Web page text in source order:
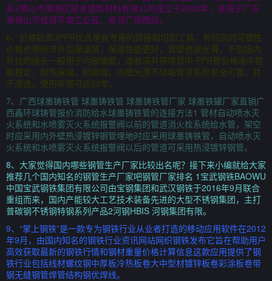
系2佛山市南海区骏余建筑材料有限公司成立于2008年，座落于广东
省佛山市桂城平南工业区，紧邻广珠西线。
6、价格较贵3PPR优点是有专用的焊接和切割工具，有较高的可塑性
价格也很经济外加保温层，保温性能更好，管壁也很光滑，不包括内
外丝的接头一般用于内嵌墙壁，或者深井预埋管中 PPR管价格适中性
能稳定，耐热保温，耐腐蚀，内壁光滑不结垢管道系统安全可靠，并
不渗透，使用年限可达50年。
7、广西球墨铸铁管 球墨铸铁管 球墨铸铁管厂家 球墨铁罐厂家直销广
西鑫环球铸管报价消防给水球墨铸铁管的连接方法1 管材自动喷水灭
火系统和水喷雾灭火系统报警阀以前的管道消火栓系统给水管，架空
时应采用内外壁热浸镀锌钢管埋地时应采用球墨铸铁管，自动喷水灭
火系统和水喷雾灭火系统报警阀以后的管道可采用热浸镀锌钢管。
8、大家觉得国内哪些钢管生产厂家比较出名呢？接下来小编就给大家
推荐几个国内知名的钢管生产厂家吧钢管厂家排名 1宝武钢铁BAOWU
中国宝武钢铁集团有限公司由宝钢集团和武汉钢铁于2016年9月联合
重组而来，国内产能较大工艺技术装备先进的大型不锈钢集团，主打
普碳钢不锈钢特钢系列产品2河钢HBIS 河钢集团有限。
9、“掌上钢铁”是一款专为钢铁行业从业者打造的移动应用软件在2012
年9月，由国内知名的钢铁行业资讯网站网织钢铁发布它旨在帮助用户
高效获取最新的钢铁行情和钢材重量价格计算信息这款应用提供了钢
铁行业包括线材螺纹钢中厚板冷热板卷大中型材镀锌板卷彩涂板卷带
钢无缝钢管焊管结构钢优焊线。